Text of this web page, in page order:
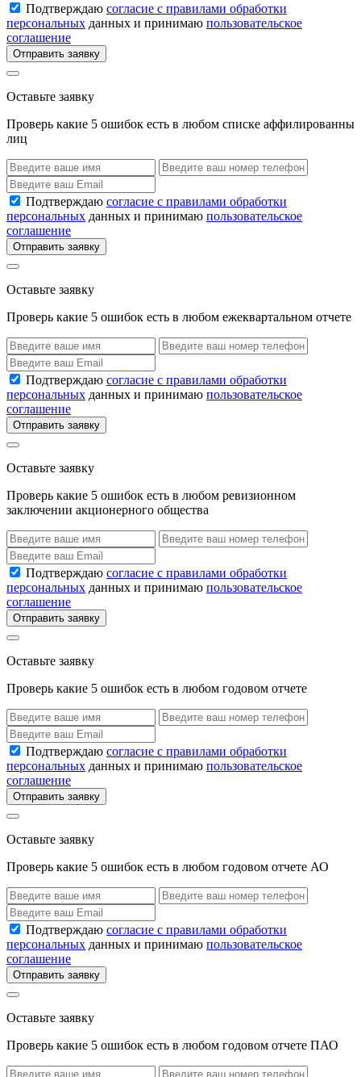
Подтверждаю согласие с правилами обработки
персональных данных и принимаю пользовательское
соглашение
Отправить заявку
Оставьте заявку
Проверь какие 5 ошибок есть в любом списке аффилированны
лиц
Подтверждаю согласие с правилами обработки
персональных данных и принимаю пользовательское
соглашение
Отправить заявку
Оставьте заявку
Проверь какие 5 ошибок есть в любом ежеквартальном отчете
Подтверждаю согласие с правилами обработки
персональных данных и принимаю пользовательское
соглашение
Отправить заявку
Оставьте заявку
Проверь какие 5 ошибок есть в любом ревизионном
заключении акционерного общества
Подтверждаю согласие с правилами обработки
персональных данных и принимаю пользовательское
соглашение
Отправить заявку
Оставьте заявку
Проверь какие 5 ошибок есть в любом годовом отчете
Подтверждаю согласие с правилами обработки
персональных данных и принимаю пользовательское
соглашение
Отправить заявку
Оставьте заявку
Проверь какие 5 ошибок есть в любом годовом отчете АО
Подтверждаю согласие с правилами обработки
персональных данных и принимаю пользовательское
соглашение
Отправить заявку
Оставьте заявку
Проверь какие 5 ошибок есть в любом годовом отчете ПАО